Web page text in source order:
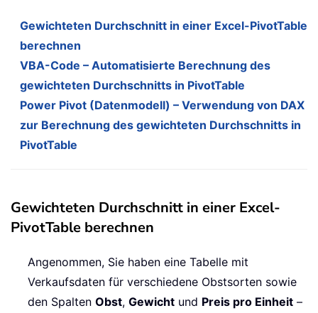
Gewichteten Durchschnitt in einer Excel-PivotTable
berechnen
VBA-Code – Automatisierte Berechnung des
gewichteten Durchschnitts in PivotTable
Power Pivot (Datenmodell) – Verwendung von DAX
zur Berechnung des gewichteten Durchschnitts in
PivotTable
Gewichteten Durchschnitt in einer Excel-
PivotTable berechnen
Angenommen, Sie haben eine Tabelle mit
Verkaufsdaten für verschiedene Obstsorten sowie
den Spalten Obst, Gewicht und Preis pro Einheit –